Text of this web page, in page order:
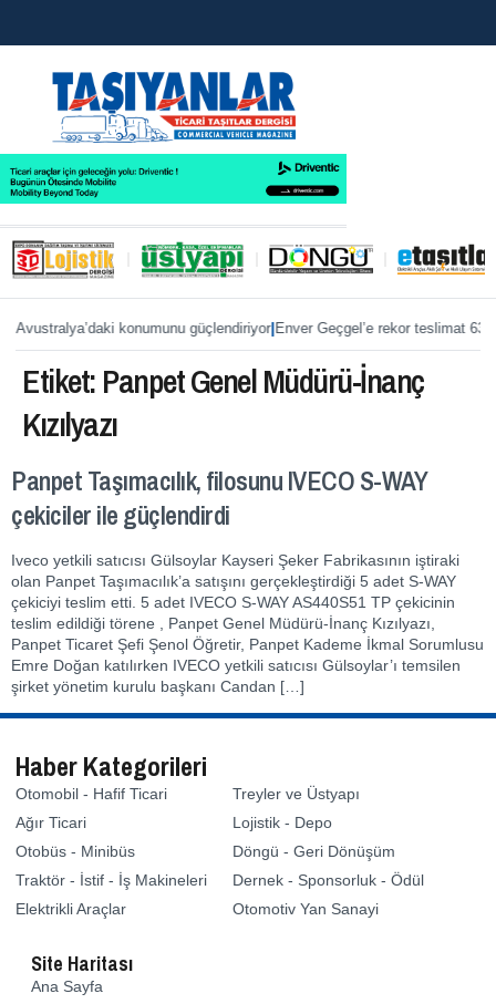
Avustralya’daki konumunu güçlendiriyor|Enver Geçgel’e rekor teslimat 63
Etiket: Panpet Genel Müdürü-İnanç
Kızılyazı
Panpet Taşımacılık, filosunu IVECO S-WAY
çekiciler ile güçlendirdi
Iveco yetkili satıcısı Gülsoylar Kayseri Şeker Fabrikasının iştiraki
olan Panpet Taşımacılık’a satışını gerçekleştirdiği 5 adet S-WAY
çekiciyi teslim etti. 5 adet IVECO S-WAY AS440S51 TP çekicinin
teslim edildiği törene , Panpet Genel Müdürü-İnanç Kızılyazı,
Panpet Ticaret Şefi Şenol Öğretir, Panpet Kademe İkmal Sorumlusu
Emre Doğan katılırken IVECO yetkili satıcısı Gülsoylar’ı temsilen
şirket yönetim kurulu başkanı Candan […]
Haber Kategorileri
Otomobil - Hafif Ticari
Ağır Ticari
Otobüs - Minibüs
Traktör - İstif - İş Makineleri
Elektrikli Araçlar
Treyler ve Üstyapı
Lojistik - Depo
Döngü - Geri Dönüşüm
Dernek - Sponsorluk - Ödül
Otomotiv Yan Sanayi
Site Haritası
Ana Sayfa